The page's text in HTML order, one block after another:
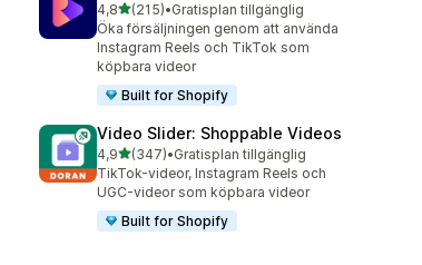
4,8av 5 stjärnor
(215)
215 recensioner totalt
•Gratisplan tillgänglig
Öka försäljningen genom att använda
Instagram Reels och TikTok som
köpbara videor
Built for Shopify
Video Slider: Shoppable Videos
4,9av 5 stjärnor
(347)
347 recensioner totalt
•Gratisplan tillgänglig
TikTok-videor, Instagram Reels och
UGC-videor som köpbara videor
Built for Shopify